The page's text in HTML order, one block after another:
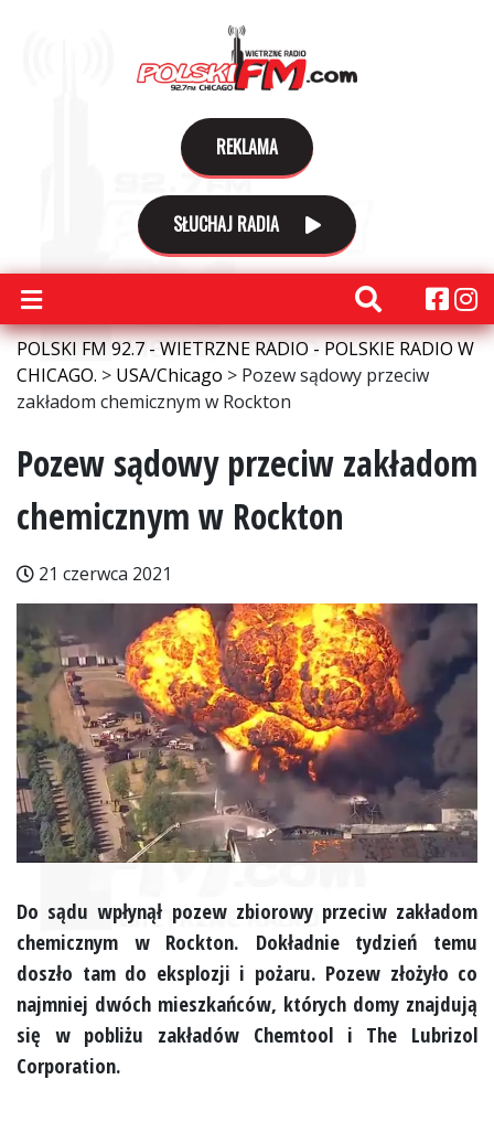
REKLAMA
SŁUCHAJ RADIA
POLSKI FM 92.7 - WIETRZNE RADIO - POLSKIE RADIO W
CHICAGO. > USA/Chicago > Pozew sądowy przeciw
zakładom chemicznym w Rockton
Pozew sądowy przeciw zakładom
chemicznym w Rockton
21 czerwca 2021
Do sądu wpłynął pozew zbiorowy przeciw zakładom
chemicznym w Rockton. Dokładnie tydzień temu
doszło tam do eksplozji i pożaru. Pozew złożyło co
najmniej dwóch mieszkańców, których domy znajdują
się w pobliżu zakładów Chemtool i The Lubrizol
Corporation.